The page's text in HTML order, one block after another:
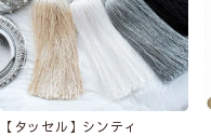
【タッセル】シンティ